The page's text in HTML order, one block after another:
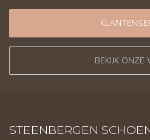
BEKIJK ONZE
STEENBERGEN